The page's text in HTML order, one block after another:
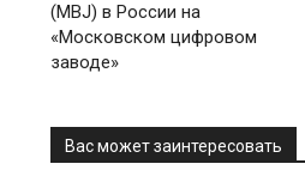
(MBJ) в России на
«Московском цифровом
заводе»
Вас может заинтересовать